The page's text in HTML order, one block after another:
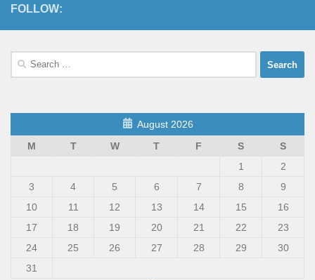
FOLLOW:
Search
for:
August 2026
M
T W T F S
S
1
2
3
4 5 6 7 8
9
10
11 12 13 14 15
16
17
18 19 20 21 22
23
24
25 26 27 28 29
30
31